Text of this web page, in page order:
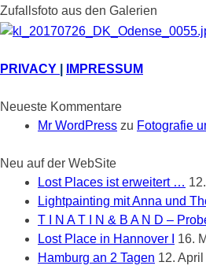
Zufallsfoto aus den Galerien
PRIVACY IMPRESSUM
Neueste Kommentare
Mr WordPress zu Fotografie
Neu auf der WebSite
Lost Places ist erweitert …
Lightpainting mit Anna und
T I N A T I N & B A N D –
Lost Place in Hannover I
16.
Hamburg an 2 Tagen 12.